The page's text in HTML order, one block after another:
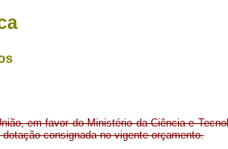
em favor do Ministério da Ciência e
consignada no vigente orçamento.